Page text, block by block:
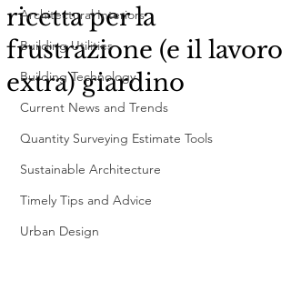
Architectural Interiors
Building Utilities
Building Technology
Current News and Trends
Quantity Surveying Estimate Tools
Sustainable Architecture
Timely Tips and Advice
Urban Design
ricetta per la
frustrazione (e il lavoro
extra) giardino